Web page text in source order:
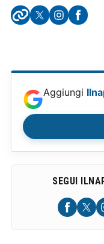
Aggiungi
SEGUI